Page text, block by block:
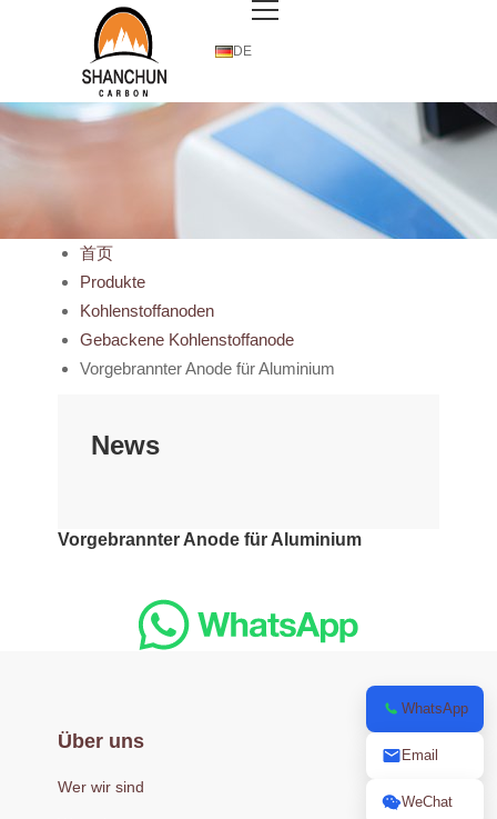
DE
首页
Produkte
Kohlenstoffanoden
Gebackene Kohlenstoffanode
Vorgebrannter Anode für Aluminium
News
Vorgebrannter Anode für Aluminium
Über uns
Wer wir sind
WhatsApp
Email
WeChat